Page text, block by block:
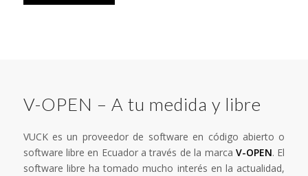
V-OPEN – A tu medida y libre
VUCK es un proveedor de software en código abierto o
software libre en Ecuador a través de la marcaV-OPEN. El
software libre ha tomado mucho interés en la actualidad,